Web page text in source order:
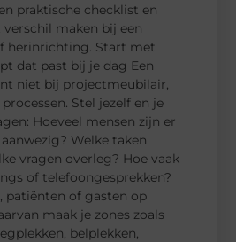
praktische checklist en
verschil maken bij een
herinrichting. Start met
dat past bij je dag Een
niet bij projectmeubilair,
Stel jezelf en je
Hoeveel mensen zijn er
Welke taken
vragen overleg? Hoe vaak
of telefoongesprekken?
patiënten of gasten op
maak je zones zoals
belplekken,